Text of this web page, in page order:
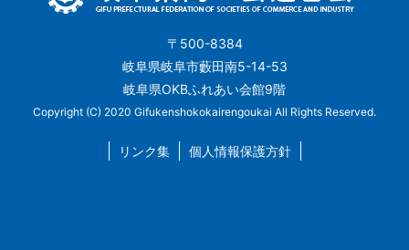
〒500-8384
岐阜県岐阜市藪田南5-14-53
岐阜県OKBふれあい会館9階
Copyright (C) 2020 Gifukenshokokairengoukai All Rights Reserved.
リンク集 個人情報保護方針